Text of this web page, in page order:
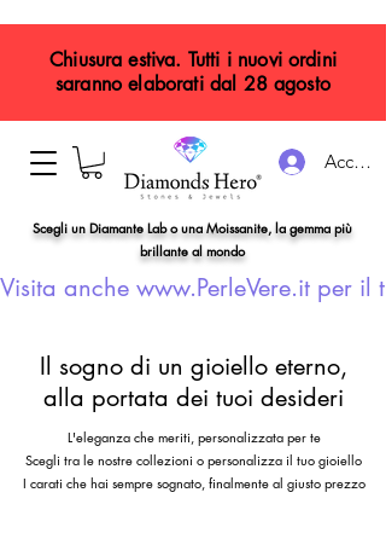
Accedi
Scegli un Diamante Lab o una Moissanite, la gemma più
brillante al mondo
Visita anche www.PerleVere.it per il
Chiusura estiva. Tutti i nuovi ordini
saranno elaborati dal 28 agosto
Il sogno di un gioiello eterno,
alla portata dei tuoi desideri
L'eleganza che meriti, personalizzata per te
Scegli tra le nostre collezioni o personalizza il tuo gioiello
I carati che hai sempre sognato, finalmente al giusto prezzo